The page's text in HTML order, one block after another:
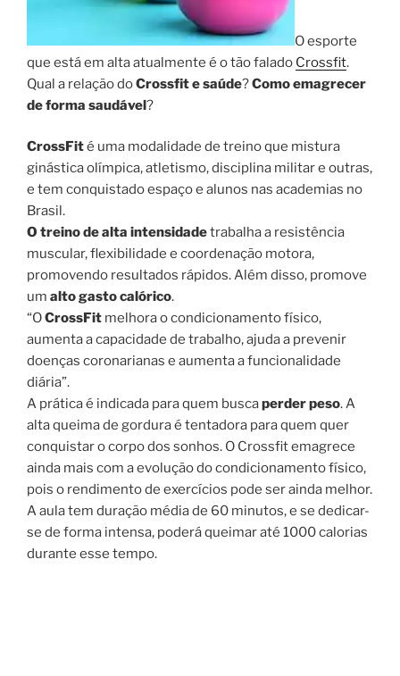
O esporte
que está em alta atualmente é o tão falado Crossfit.
Qual a relação doCrossfit e saúde?Como emagrecer
de forma saudável?
CrossFité uma modalidade de treino que mistura
ginástica olímpica, atletismo, disciplina militar e outras,
e tem conquistado espaço e alunos nas academias no
Brasil.
O treino de alta intensidadetrabalha a resistência
muscular, flexibilidade e coordenação motora,
promovendo resultados rápidos. Além disso, promove
um alto gasto calórico.
“OCrossFit melhora o condicionamento físico,
aumenta a capacidade de trabalho, ajuda a prevenir
doenças coronarianas e aumenta a funcionalidade
diária”.
A prática é indicada para quem buscaperder peso. A
alta queima de gordura é tentadora para quem quer
conquistar o corpo dos sonhos. O Crossfit emagrece
ainda mais com a evolução do condicionamento físico,
pois o rendimento de exercícios pode ser ainda melhor.
A aula tem duração média de 60 minutos, e se dedicar-
se de forma intensa, poderá queimar até 1000 calorias
durante esse tempo.